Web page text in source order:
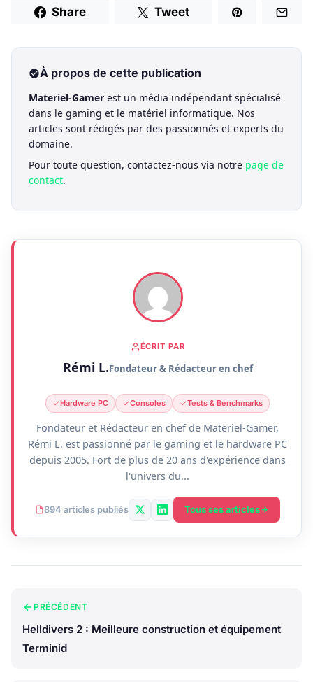
Share Tweet
À propos de cette publication
Materiel-Gamer est un média indépendant spécialisé
dans le gaming et le matériel informatique. Nos
articles sont rédigés par des passionnés et experts du
domaine.
Pour toute question, contactez-nous via notre page de
contact.
ÉCRIT PAR
Rémi L.Fondateur & Rédacteur en chef
Hardware PC Consoles Tests & Benchmarks
Fondateur et Rédacteur en chef de Materiel-Gamer,
Rémi L. est passionné par le gaming et le hardware PC
depuis 2005. Fort de plus de 20 ans d'expérience dans
l'univers du...
894 articles publiés Tous ses articles
PRÉCÉDENT
Helldivers 2 : Meilleure construction et équipement
Terminid